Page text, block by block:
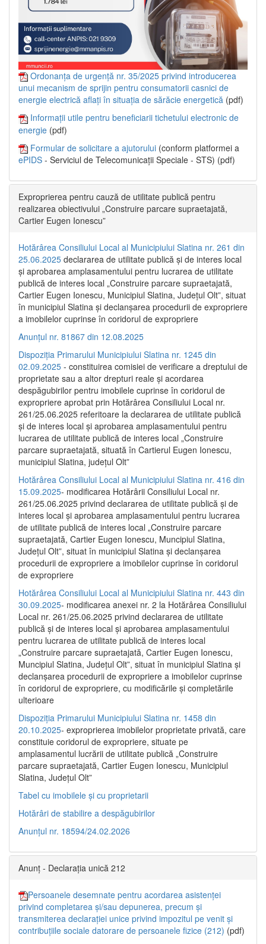
Ordonanța de urgență nr. 35/2025 privind introducerea
unui mecanism de sprijin pentru consumatorii casnici de
energie electrică aflați în situația de sărăcie energetică (pdf)
Informații utile pentru beneficiarii tichetului electronic de
energie (pdf)
Formular de solicitare a ajutorului (conform platformei a
ePIDS - Serviciul de Telecomunicații Speciale - STS) (pdf)
Exproprierea pentru cauză de utilitate publică pentru
realizarea obiectivului „Construire parcare supraetajată,
Cartier Eugen Ionescu”
Hotărârea Consiliului Local al Municipiului Slatina nr. 261 din
25.06.2025 declararea de utilitate publică și de interes local
și aprobarea amplasamentului pentru lucrarea de utilitate
publică de interes local „Construire parcare supraetajată,
Cartier Eugen Ionescu, Municipiul Slatina, Județul Olt”, situat
în municipiul Slatina și declanșarea procedurii de expropriere
a imobilelor cuprinse în coridorul de expropriere
Anunțul nr. 81867 din 12.08.2025
Dispoziția Primarului Municipiului Slatina nr. 1245 din
02.09.2025 - constituirea comisiei de verificare a dreptului de
proprietate sau a altor drepturi reale și acordarea
despăgubirilor pentru imobilele cuprinse în coridorul de
expropriere aprobat prin Hotărârea Consiliului Local nr.
261/25.06.2025 referitoare la declararea de utilitate publică
și de interes local și aprobarea amplasamentului pentru
lucrarea de utilitate publică de interes local „Construire
parcare supraetajată, situată în Cartierul Eugen Ionescu,
municipiul Slatina, județul Olt”
Hotărârea Consiliului Local al Municipiului Slatina nr. 416 din
15.09.2025- modificarea Hotărârii Consiliului Local nr.
261/25.06.2025 privind declararea de utilitate publică și de
interes local și aprobarea amplasamentului pentru lucrarea
de utilitate publică de interes local „Construire parcare
supraetajată, Cartier Eugen Ionescu, Muncipiul Slatina,
Județul Olt”, situat în municipiul Slatina și declanșarea
procedurii de expropriere a imobilelor cuprinse în coridorul
de expropriere
Hotărârea Consiliului Local al Municipiului Slatina nr. 443 din
30.09.2025- modificarea anexei nr. 2 la Hotărârea Consiliului
Local nr. 261/25.06.2025 privind declararea de utilitate
publică şi de interes local şi aprobarea amplasamentului
pentru lucrarea de utilitate publică de interes local
„Construire parcare supraetajată, Cartier Eugen Ionescu,
Muncipiul Slatina, Judeţul Olt”, situat în municipiul Slatina şi
declanşarea procedurii de expropriere a imobilelor cuprinse
în coridorul de expropriere, cu modificările şi completările
ulterioare
Dispoziția Primarului Municipiului Slatina nr. 1458 din
20.10.2025- exproprierea imobilelor proprietate privată, care
constituie coridorul de expropriere, situate pe
amplasamentul lucrării de utilitate publică „Construire
parcare supraetajată, Cartier Eugen Ionescu, Municipiul
Slatina, Județul Olt”
Tabel cu imobilele și cu proprietarii
Hotărâri de stabilire a despăgubirilor
Anunțul nr. 18594/24.02.2026
Anunț - Declarația unică 212
Persoanele desemnate pentru acordarea asistenței
privind completarea și/sau depunerea, precum și
transmiterea declarației unice privind impozitul pe venit și
contribuțiile sociale datorare de persoanele fizice (212) (pdf)